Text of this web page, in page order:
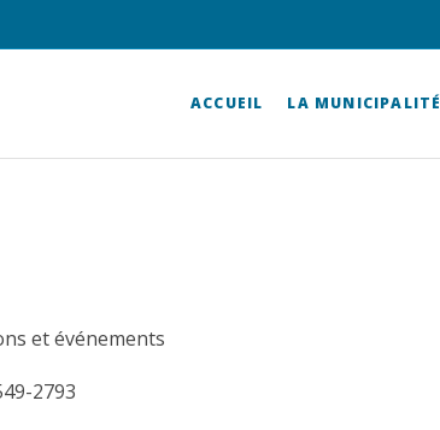
ACCUEIL LA MUNICIPALITÉ
et événements
2793